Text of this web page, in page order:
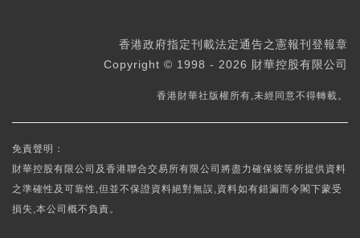
香港政府指定刊載法定通告之憲報刊登報章
Copyright © 1998 - 2026 財華控股有限公司
香港財華社版權所有,未經同意不得轉載。
免責聲明：
財華控股有限公司及香港聯合交易所有限公司將盡力確保彼等所提供資料
之準確性及可靠性,但並不保證資料絕對無誤,資料如有錯漏而令閣下蒙受
損失,本公司概不負責。